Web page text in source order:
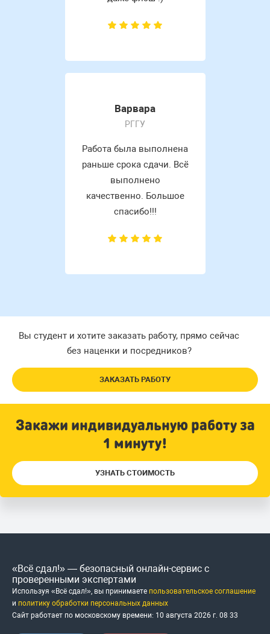
Варвара
РГГУ
Работа была выполнена
раньше срока сдачи. Всё
выполнено
качественно. Большое
спасибо!!!
Вы студент и хотите заказать работу, прямо сейчас
без наценки и посредников?
ЗАКАЗАТЬ РАБОТУ
Закажи индивидуальную работу за
1 минуту!
УЗНАТЬ СТОИМОСТЬ
«Всё сдал!» — безопасный онлайн-сервис с
проверенными экспертами
Используя «Всё сдал!», вы принимаете пользовательское соглашение
и политику обработки персональных данных
Сайт работает по московскому времени: 10 августа 2026 г. 08:33